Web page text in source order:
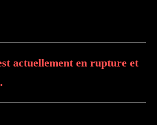
actuellement en rupture et